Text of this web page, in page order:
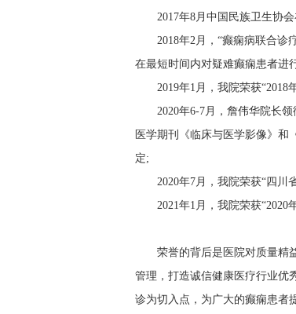
2017年8月中国民族卫生协
2018年2月，“癫痫病联合
在最短时间内对疑难癫痫患者进
2019年1月，我院荣获“2018
2020年6-7月，詹伟华院长
医学期刊《临床与医学影像》
定;
2020年7月，我院荣获“四川
2021年1月，我院荣获“2020
荣誉的背后是医院对质量精
管理，打造诚信健康医疗行业优
诊为切入点，为广大的癫痫患者